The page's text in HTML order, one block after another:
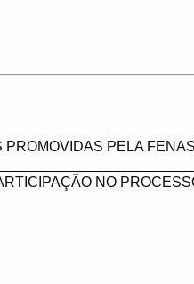
PELA
NO